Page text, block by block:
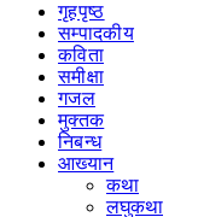
गृहपृष्‍ठ
सम्पादकीय
कविता
समीक्षा
गजल
मुक्तक
निबन्ध
आख्यान
कथा
लघुकथा